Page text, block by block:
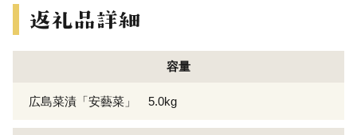
容量
広島菜漬「安藝菜」 5.0kg